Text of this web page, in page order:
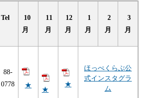
Tel
10
月
11
月
12
月
1
月
2
月
3
月
88-
0778
★
★
★
ほっぺくらぶ公
式インスタグラ
ム